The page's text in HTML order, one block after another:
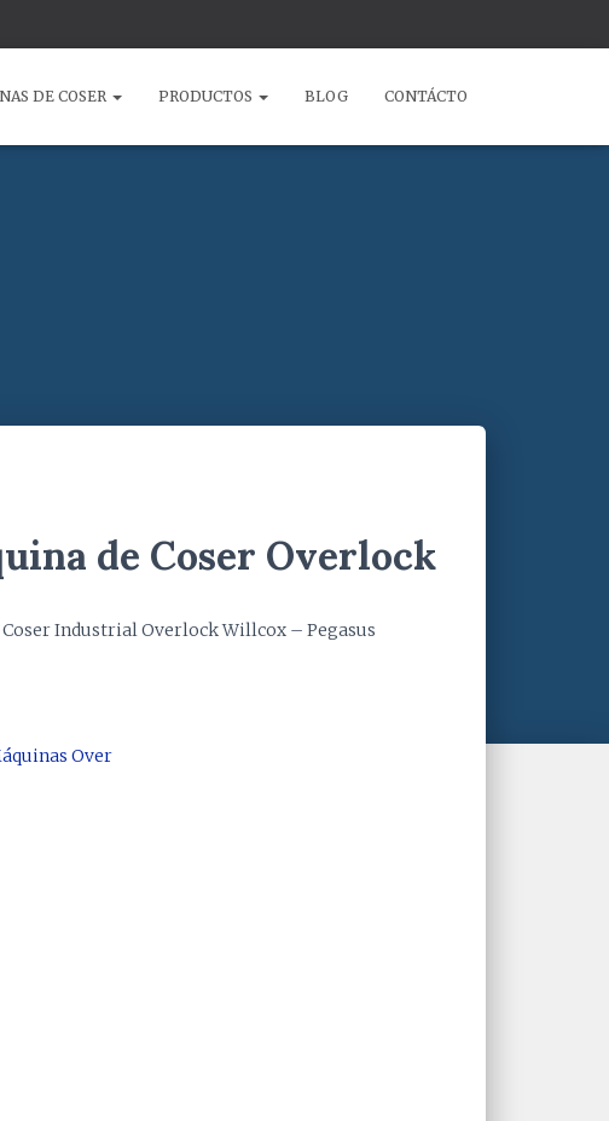
DE COSER PRODUCTOS BLOG CONTÁCTO
de Coser Overlock
Industrial Overlock Willcox – Pegasus
Over